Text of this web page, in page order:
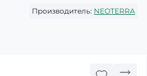
Производитель: NEOTERRA